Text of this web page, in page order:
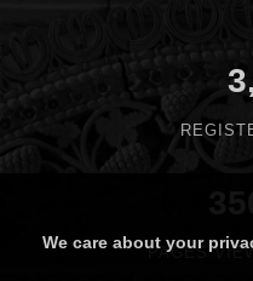
PAGES
We care about your